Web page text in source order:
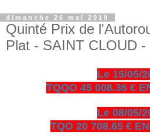
dimanche 26 mai 2019
Quinté Prix de
Plat - SAINT CLOUD -
Le 15/05/
TQQO 45 008.36 €
Le 08/05/
TQO 20 708.65 €